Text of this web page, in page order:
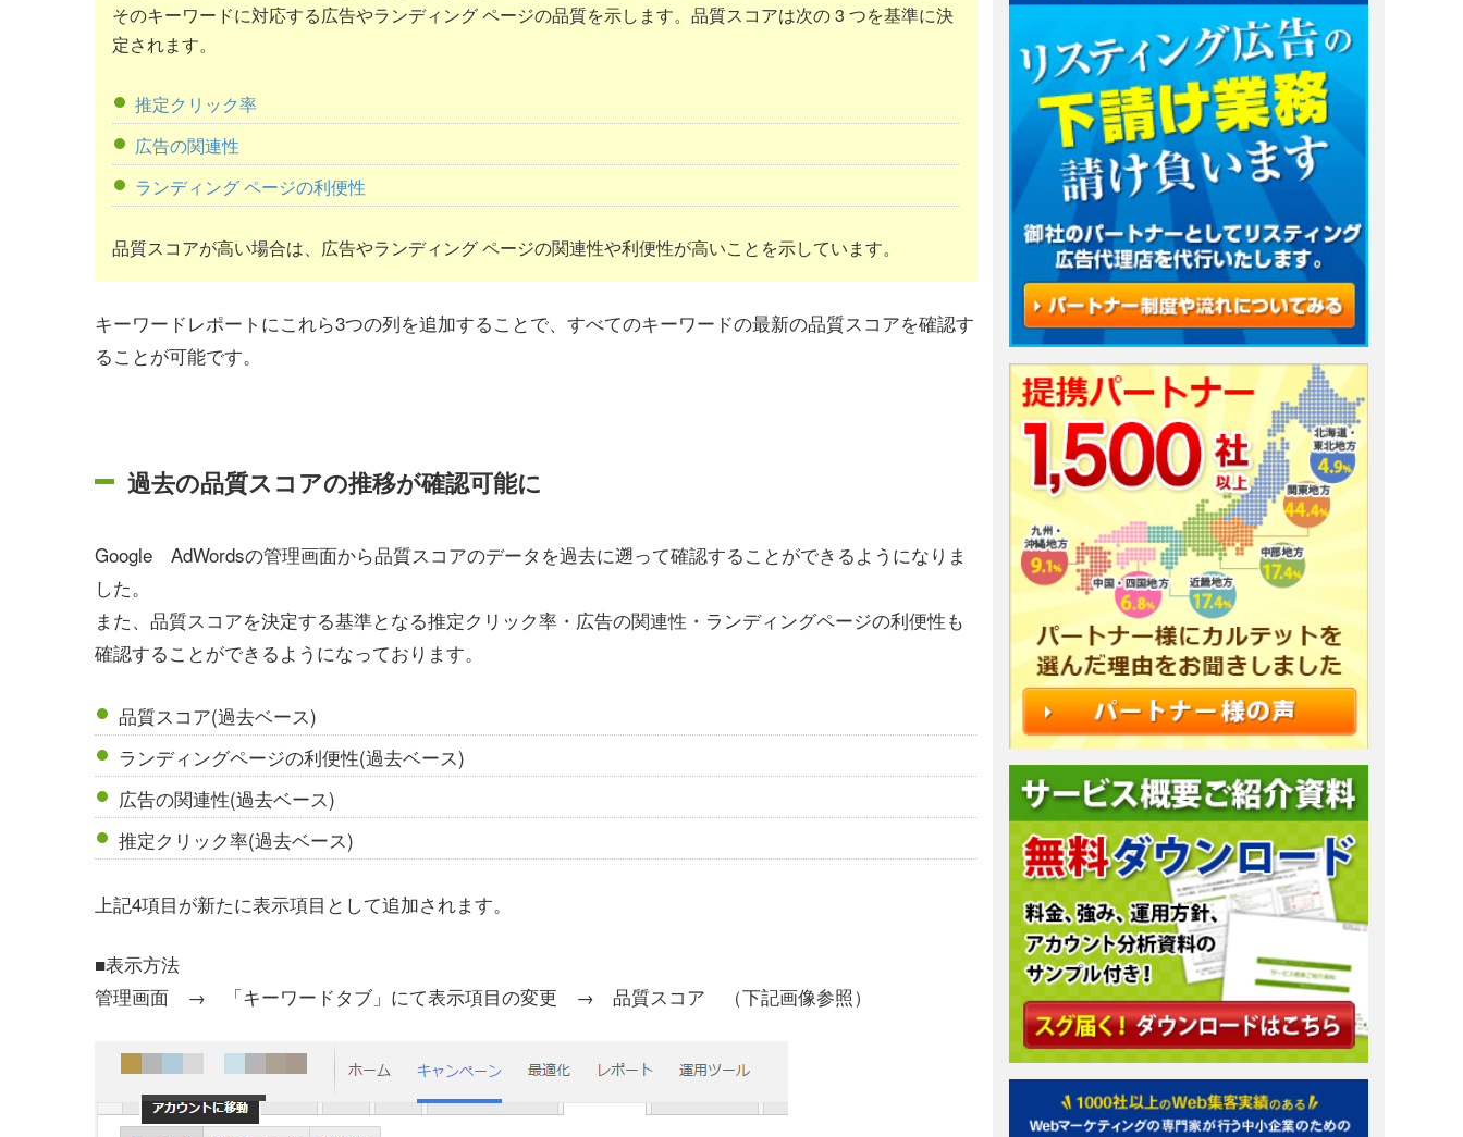
そのキーワードに対応する広告やランディング ページの品質を示します。品質スコアは次の 3 つを基準に決
定されます。
推定クリック率
広告の関連性
ランディング ページの利便性
品質スコアが高い場合は、広告やランディング ページの関連性や利便性が高いことを示しています。
キーワードレポートにこれら3つの列を追加することで、すべてのキーワードの最新の品質スコアを確認す
ることが可能です。
過去の品質スコアの推移が確認可能に
Google AdWordsの管理画面から品質スコアのデータを過去に遡って確認することができるようになりま
した。
また、品質スコアを決定する基準となる推定クリック率・広告の関連性・ランディングページの利便性も
確認することができるようになっております。
品質スコア(過去ベース)
ランディングページの利便性(過去ベース)
広告の関連性(過去ベース)
推定クリック率(過去ベース)
上記4項目が新たに表示項目として追加されます。
■表示方法
管理画面 → 「キーワードタブ」にて表示項目の変更 → 品質スコア （下記画像参照）